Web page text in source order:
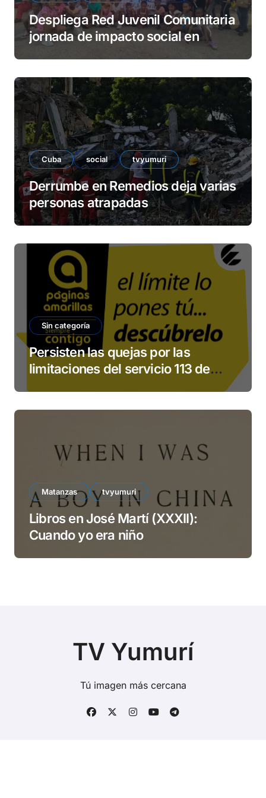
Despliega Red Juvenil Comunitaria
jornada de impacto social en
Cuba social tvyumuri
Derrumbe en Remedios deja varias
personas atrapadas
Sin categoría
Persisten las quejas por las
limitaciones del servicio 113 de
Matanzas tvyumuri
Libros en José Martí (XXXII):
Cuando yo era niño
TV Yumurí
Tú imagen más cercana